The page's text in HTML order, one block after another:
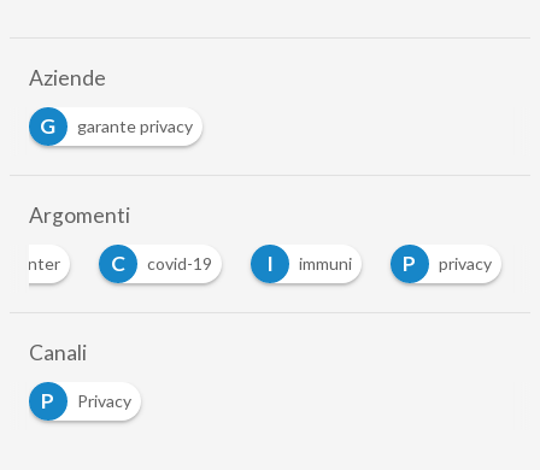
Aziende
G
garante privacy
Argomenti
center C covid-19 I immuni P privacy
Canali
P
Privacy